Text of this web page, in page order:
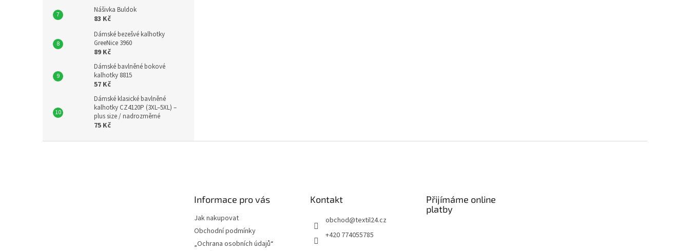
Nášivka Buldok
83 Kč
Dámské bezešvé kalhotky
GreeNice 3960
89 Kč
Dámské bavlněné bokové
kalhotky 8815
57 Kč
Dámské klasické bavlněné
kalhotky CZ4120P (3XL–5XL) –
plus size / nadrozměrné
75 Kč
Informace pro vás
Jak nakupovat
Obchodní podmínky
„Ochrana osobních údajů“
Kontakt
obchod@textil24.cz
+420 774055785
Přijímáme online
platby